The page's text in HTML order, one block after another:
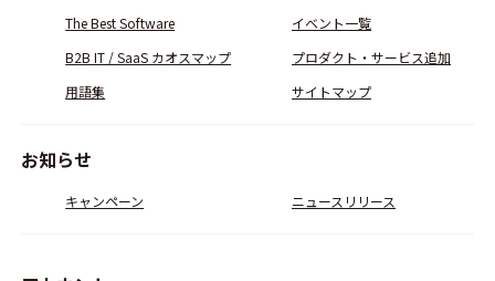
The Best Software
イベント一覧
B2B IT / SaaS カオスマップ
プロダクト・サービス追加
用語集
サイトマップ
お知らせ
キャンペーン ニュースリリース